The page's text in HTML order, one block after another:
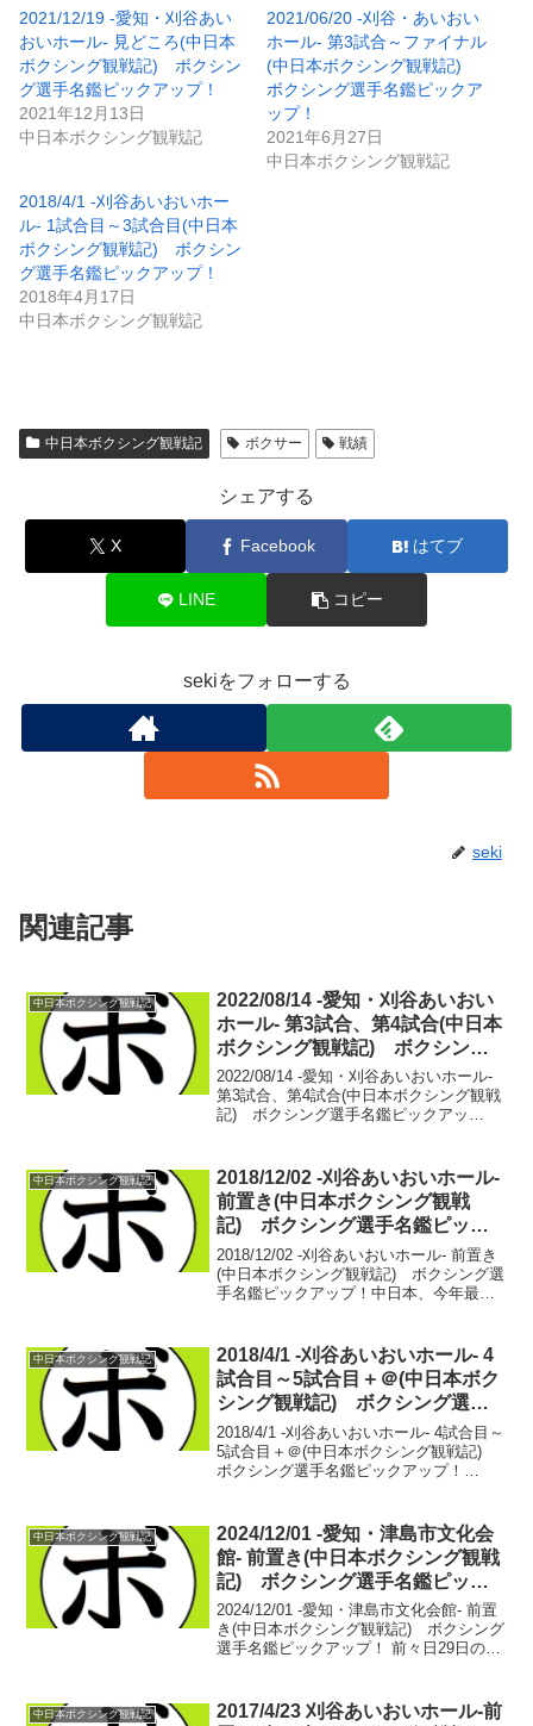
2021/12/19 -愛知・刈谷あい
おいホール- 見どころ(中日本
ボクシング観戦記) ボクシン
グ選手名鑑ピックアップ！
2021年12月13日
中日本ボクシング観戦記
2021/06/20 -刈谷・あいおい
ホール- 第3試合～ファイナル
(中日本ボクシング観戦記)
ボクシング選手名鑑ピックア
ップ！
2021年6月27日
中日本ボクシング観戦記
2018/4/1 -刈谷あいおいホー
ル- 1試合目～3試合目(中日本
ボクシング観戦記) ボクシン
グ選手名鑑ピックアップ！
2018年4月17日
中日本ボクシング観戦記
中日本ボクシング観戦記 ボクサー 戦績
シェアする
X Facebook はてブ
LINE コピー
sekiをフォローする
seki
関連記事
中日本ボクシング観戦記
2022/08/14 -愛知・刈谷あいおい
ホール- 第3試合、第4試合(中日本
ボクシング観戦記) ボクシング
選手名鑑ピックアップ！
2022/08/14 -愛知・刈谷あいおいホール-
第3試合、第4試合(中日本ボクシング観戦
記) ボクシング選手名鑑ピックアッ
(平石)大城 雄都 4戦3勝...
中日本ボクシング観戦記
2018/12/02 -刈谷あいおいホール-
前置き(中日本ボクシング観戦
記) ボクシング選手名鑑ピック
アップ！
2018/12/02 -刈谷あいおいホール- 前置き
(中日本ボクシング観戦記) ボクシング選
手名鑑ピックアップ！中日本、今年最後
ちが何人も現れ、そして何人もがリン
グ...
中日本ボクシング観戦記
2018/4/1 -刈谷あいおいホール- 4
試合目～5試合目＋＠(中日本ボク
シング観戦記) ボクシング選手
名鑑ピックアップ！
2018/4/1 -刈谷あいおいホール- 4試合目～
5試合目＋＠(中日本ボクシング観戦記)
ボクシング選手名鑑ピックアップ！
勝(1KO)3敗・後藤 ...
中日本ボクシング観戦記
2024/12/01 -愛知・津島市文化会
館- 前置き(中日本ボクシング観戦
記) ボクシング選手名鑑ピック
アップ！
2024/12/01 -愛知・津島市文化会館- 前置
き(中日本ボクシング観戦記) ボクシング
選手名鑑ピックアップ！ 前々日29日の
っと続けてほしいという声ばかり届い...
中日本ボクシング観戦記
2017/4/23 刈谷あいおいホール-前